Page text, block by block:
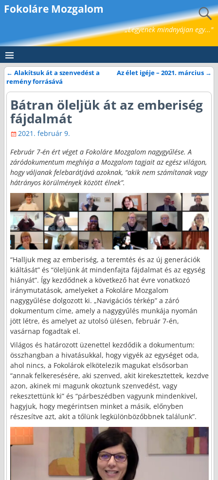
Fokoláre Mozgalom
„Legyenek mindnyájan egy..."
Bejegyzés navigáció
← Alakítsuk át a szenvedést a
remény forrásává
Az élet igéje – 2021. március →
Bátran öleljük át az emberiség
fájdalmát
2021. február 9.
Február 7-én ért véget a Fokoláre Mozgalom nagygyűlése. A
záródokumentum meghívja a Mozgalom tagjait az egész világon,
hogy váljanak felebarátjává azoknak, “akik nem számítanak vagy
hátrányos körülmények között élnek”.
“Halljuk meg az emberiség, a teremtés és az új generációk
kiáltását” és “öleljünk át mindenfajta fájdalmat és az egység
hiányát”. Így kezdődnek a következő hat évre vonatkozó
iránymutatások, amelyeket a Fokoláre Mozgalom
nagygyűlése dolgozott ki. „Navigációs térkép” a záró
dokumentum címe, amely a nagygyűlés munkája nyomán
jött létre, és amelyet az utolsó ülésen, február 7-én,
vasárnap fogadtak el.
Világos és határozott üzenettel kezdődik a dokumentum:
összhangban a hivatásukkal, hogy vigyék az egységet oda,
ahol nincs, a Fokolárok elkötelezik magukat elsősorban
“annak felkeresésére, aki szenved, akit kirekesztettek, kezdve
azon, akinek mi magunk okoztunk szenvedést, vagy
rekesztettünk ki” és “párbeszédben vagyunk mindenkivel,
hagyjuk, hogy megérintsen minket a másik, előnyben
részesítve azt, akit a tőlünk legkülönbözőbbnek találunk”.